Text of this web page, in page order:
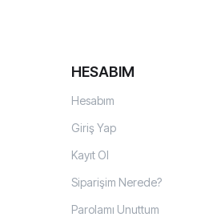
HESABIM
Hesabım
Giriş Yap
Kayıt Ol
Siparişim Nerede?
Parolamı Unuttum